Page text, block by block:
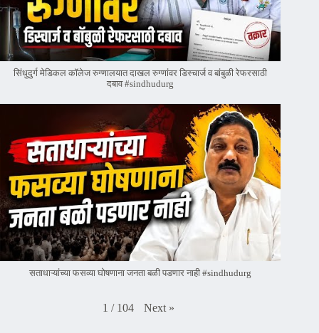
सिंधुदुर्ग मेडिकल कॉलेज रुग्णालयात दाखल रुग्णांवर डिस्चार्ज व बांबुळी रेफरसाठी
दबाव #sindhudurg
सताधाऱ्यांच्या फसव्या घोषणाना जनता बळी पडणार नाही #sindhudurg
1 / 104 Next »